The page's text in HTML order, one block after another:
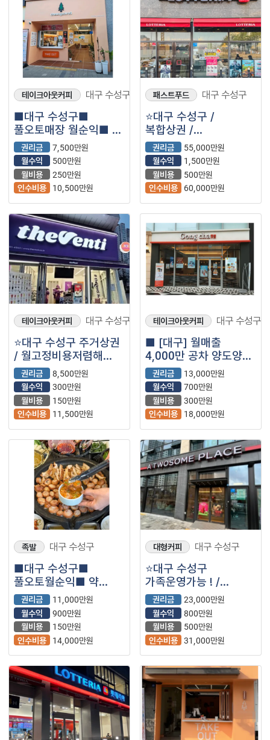
테이크아웃커피 대구 수성구
■대구 수성구■
풀오토매장 월순익■ 약
500만원■ 청솔로9
매장나왔습니다.
권리금
7,500만원
월수익
500만원
월비용
250만원
인수비용
10,500만원
패스트푸드 대구 수성구
⭐대구 수성구 /
복합상권 /
빠른거래예상 / ＂
롯데리아＂⭐
권리금
55,000만원
월수익
1,500만원
월비용
500만원
인수비용
60,000만원
테이크아웃커피 대구 수성구
⭐대구 수성구 주거상권
/ 월고정비용저렴해
안정적인 수익 ＂더벤티
＂⭐
권리금
8,500만원
월수익
300만원
월비용
150만원
인수비용
11,500만원
테이크아웃커피 대구 수성구
■ [대구] 월매출
4,000만 공차 양도양수
창업 매물 (프랜차이즈/
저가커피/카페)
권리금
13,000만원
월수익
700만원
월비용
300만원
인수비용
18,000만원
족발 대구 수성구
■대구 수성구■
풀오토월순익■ 약
900만원■ 연막창
매장나왔습니다.
권리금
11,000만원
월수익
900만원
월비용
150만원
인수비용
14,000만원
대형커피 대구 수성구
⭐대구 수성구
가족운영가능 ! /
최신인테리어 /
대형평수 / ＂
투썸플레이스＂⭐
권리금
23,000만원
월수익
800만원
월비용
500만원
인수비용 31,000만원